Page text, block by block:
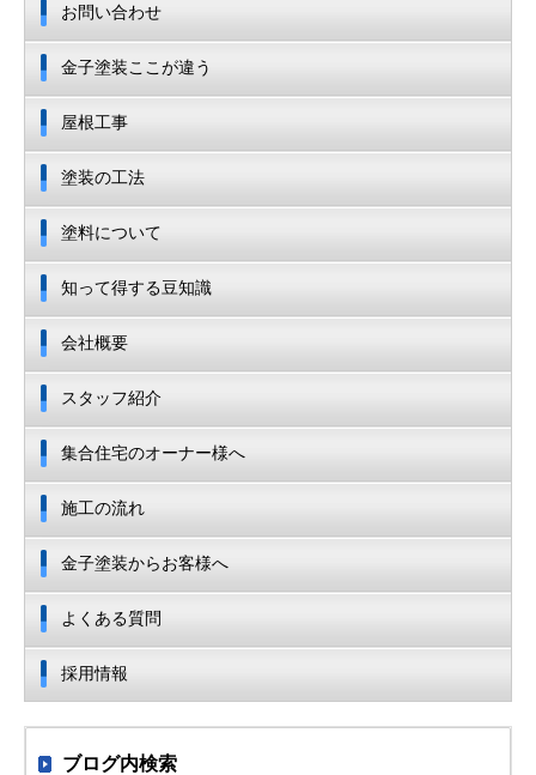
お問い合わせ
金子塗装ここが違う
屋根工事
塗装の工法
塗料について
知って得する豆知識
会社概要
スタッフ紹介
集合住宅のオーナー様へ
施工の流れ
金子塗装からお客様へ
よくある質問
採用情報
ブログ内検索